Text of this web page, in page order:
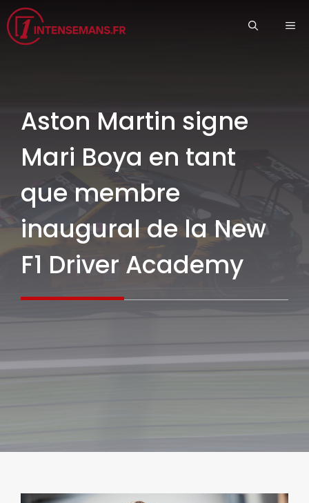
Aller
au
contenu
Aston Martin signe
Mari Boya en tant
que membre
inaugural de la New
F1 Driver Academy